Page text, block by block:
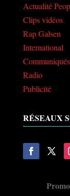
Actualité
Clips vidéos
Rap Galsen
International
Communiqués
Radio
Publicité
RÉSEAUX